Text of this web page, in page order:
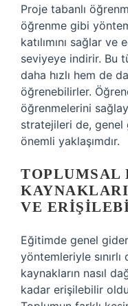
Proje tabanlı
öğrenme gibi
katılımını sağlar
seviyeye indirir. Bu
daha hızlı hem de
öğrenebilirler.
öğrenmelerini
stratejileri de, genel
önemli yaklaşımdır.
TOPLUMSAL
VE
Eğitimde genel
yöntemleriyle
kaynakların nasıl
kadar erişilebilir